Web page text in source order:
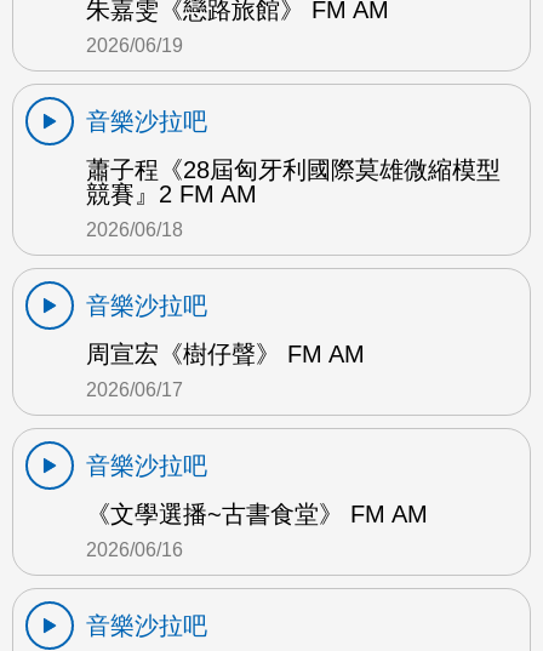
朱嘉雯《戀路旅館》 FM AM
2026/06/19
音樂沙拉吧
蕭子程《28屆匈牙利國際莫雄微縮模型
競賽』2 FM AM
2026/06/18
音樂沙拉吧
周宣宏《樹仔聲》 FM AM
2026/06/17
音樂沙拉吧
《文學選播~古書食堂》 FM AM
2026/06/16
音樂沙拉吧